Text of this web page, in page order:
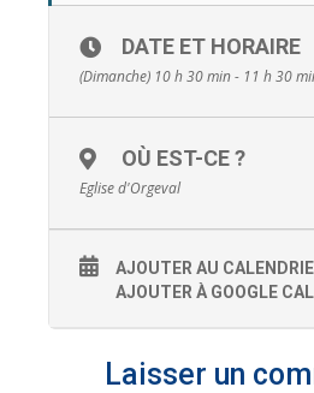
DATE ET HORAIRE
(Dimanche) 10 h 30 min - 11 h 30
OÙ EST-CE ?
Eglise d'Orgeval
AJOUTER AU
AJOUTER À GOOGLE
Laisser un